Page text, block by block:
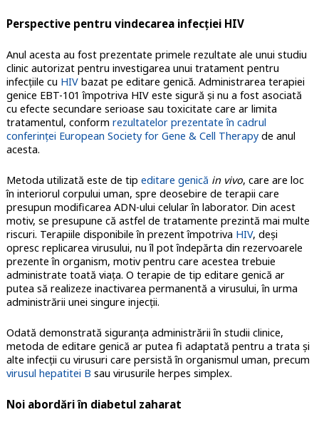
Perspective pentru vindecarea infecţiei HIV
Anul acesta au fost prezentate primele rezultate ale unui studiu
clinic autorizat pentru investigarea unui tratament pentru
infecţiile cu HIVbazat pe editare genică. Administrarea terapiei
genice EBT-101 împotriva HIV este sigură și nu a fost asociată
cu efecte secundare serioase sau toxicitate care ar limita
tratamentul, conform rezultatelor prezentate în cadrul
conferinței European Society for Gene & Cell Therapyde anul
acesta.
Metoda utilizată este de tip editare genică in vivo, care are loc
în interiorul corpului uman, spre deosebire de terapii care
presupun modificarea ADN-ului celular în laborator. Din acest
motiv, se presupune că astfel de tratamente prezintă mai multe
riscuri. Terapiile disponibile în prezent împotriva HIV, deși
opresc replicarea virusului, nu îl pot îndepărta din rezervoarele
prezente în organism, motiv pentru care acestea trebuie
administrate toată viaţa. O terapie de tip editare genică ar
putea să realizeze inactivarea permanentă a virusului, în urma
administrării unei singure injecţii.
Odată demonstrată siguranța administrării în studii clinice,
metoda de editare genică ar putea fi adaptată pentru a trata şi
alte infecţii cu virusuri care persistă în organismul uman, precum
virusul hepatitei B sau virusurile herpes simplex.
Noi abordări în diabetul zaharat